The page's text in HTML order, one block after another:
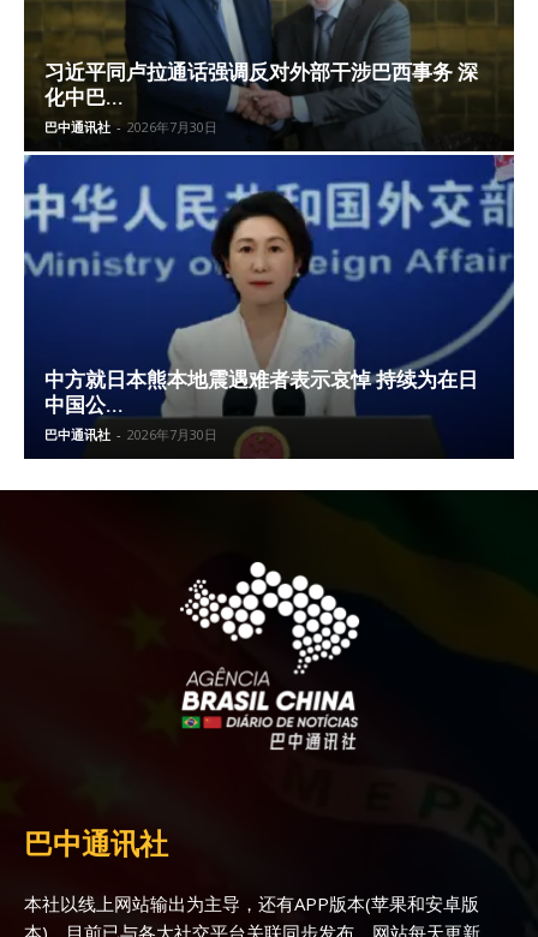
习近平同卢拉通话强调反对外部干涉巴西事务 深
化中巴...
巴中通讯社 - 2026年7月30日
中方就日本熊本地震遇难者表示哀悼 持续为在日
中国公...
巴中通讯社 - 2026年7月30日
巴中通讯社
本社以线上网站输出为主导，还有APP版本(苹果和安卓版
本)，目前已与各大社交平台关联同步发布。网站每天更新，